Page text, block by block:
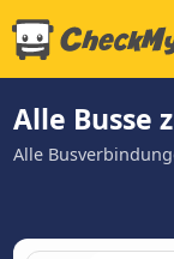
Alle Busse
Alle